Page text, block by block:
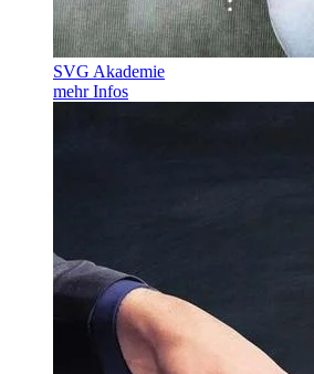
SVG Akademie
mehr Infos